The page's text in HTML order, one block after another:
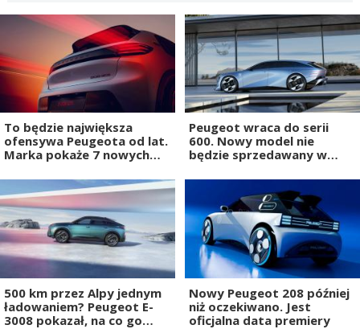
To będzie największa
ofensywa Peugeota od lat.
Marka pokaże 7 nowych
Peugeot wraca do serii
600. Nowy model nie
będzie sprzedawany w
500 km przez Alpy jednym
ładowaniem? Peugeot E-
3008 pokazał, na co go
Nowy Peugeot 208 później
niż oczekiwano. Jest
oficjalna data premiery